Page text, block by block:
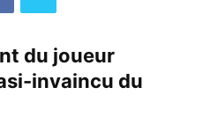
du joueur
invaincu du